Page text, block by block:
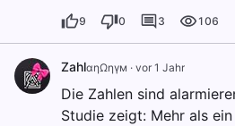
9 0 3 106
ZahlαηΩηγм · vor 1 Jahr
Die Zahlen sind
Studie zeigt: Mehr als